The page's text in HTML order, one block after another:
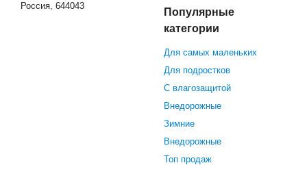
Россия, 644043
Популярные
категории
Для самых маленьких
Для подростков
С влагозащитой
Внедорожные
Зимние
Внедорожные
Топ продаж